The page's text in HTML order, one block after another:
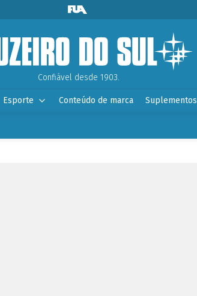
Confiável desde 1903.
Esporte Conteúdo de marca Suplementos